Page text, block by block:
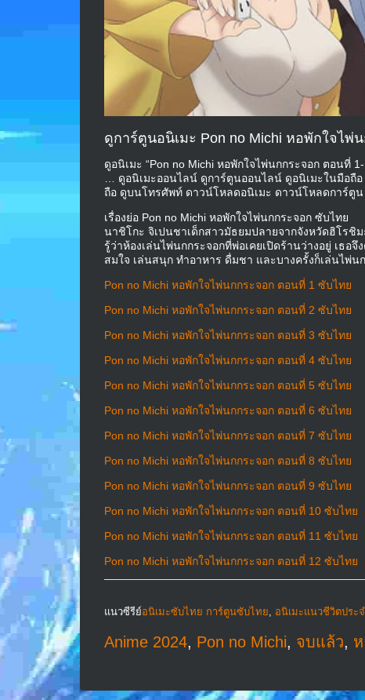
ดูการ์ตูนอนิเมะ Pon no Michi หอพักใจไพ่
ดูอนิเมะ “Pon no Michi หอพักใจไพ่นกกระจอก ตอนที่
… ดูอนิเมะออนไลน์ ดูการ์ตูนออนไลน์ ดูอนิเมะในมือถื
ถือ ดูบนโทรศัพท์ ดาวน์โหลดอนิเมะ ดาวน์โหลดการ์ตูน
เรื่องย่อ Pon no Michi หอพักใจไพ่นกกระจอก ซับไทย
นาชิโกะ จิเปนชาเด็กสาวมัธยมปลายจากจังหวัดฮิโรชิ
รู้ว่าห้องเล่นไพ่นกกระจอกที่พ่อเคยเปิดร้านว่างอยู่ เธอ
สมใจ เล่นสนุก ทำอาหาร ดื่มชา และบางครั้งก็เล่นไพ่
Pon no Michi หอพักใจไพ่นกกระจอก ตอนที่ 1 ซับไทย
Pon no Michi หอพักใจไพ่นกกระจอก ตอนที่ 2 ซับไทย
Pon no Michi หอพักใจไพ่นกกระจอก ตอนที่ 3 ซับไทย
Pon no Michi หอพักใจไพ่นกกระจอก ตอนที่ 4 ซับไทย
Pon no Michi หอพักใจไพ่นกกระจอก ตอนที่ 5 ซับไทย
Pon no Michi หอพักใจไพ่นกกระจอก ตอนที่ 6 ซับไทย
Pon no Michi หอพักใจไพ่นกกระจอก ตอนที่ 7 ซับไทย
Pon no Michi หอพักใจไพ่นกกระจอก ตอนที่ 8 ซับไทย
Pon no Michi หอพักใจไพ่นกกระจอก ตอนที่ 9 ซับไทย
Pon no Michi หอพักใจไพ่นกกระจอก ตอนที่ 10 ซับไทย
Pon no Michi หอพักใจไพ่นกกระจอก ตอนที่ 11 ซับไทย
Pon no Michi หอพักใจไพ่นกกระจอก ตอนที่ 12 ซับไทย
แนวซีรีย์อนิเมะซับไทย การ์ตูนซับไทย อนิเมะแนวชีวิตประ
Anime 2024, Pon no Michi, จบแล้ว,